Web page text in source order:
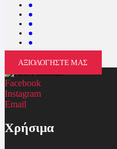
●
●
●
●
●
ΑΞΙΟΛΟΓΗΣΤΕ ΜΑΣ
Facebook
Instagram
Email
Χρήσιμα